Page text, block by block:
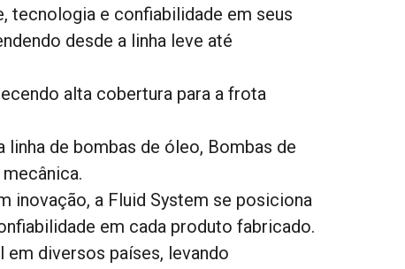
tecnologia e confiabilidade em seus
desde a linha leve até
alta cobertura para a frota
de bombas de óleo, Bombas de
inovação, a Fluid System se posiciona
em cada produto fabricado.
diversos países, levando